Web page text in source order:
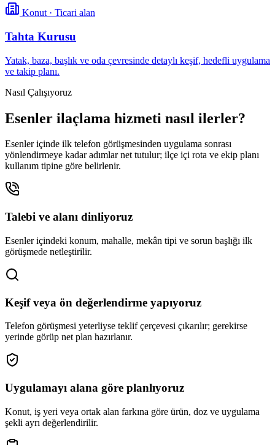
Konut · Ticari alan
Tahta Kurusu
Yatak, baza, başlık ve oda çevresinde detaylı keşif, hedefli uygulama
ve takip planı.
Nasıl Çalışıyoruz
Esenler ilaçlama hizmeti nasıl ilerler?
Esenler içinde ilk telefon görüşmesinden uygulama sonrası
yönlendirmeye kadar adımlar net tutulur; ilçe içi rota ve ekip planı
kullanım tipine göre belirlenir.
Talebi ve alanı dinliyoruz
Esenler içindeki konum, mahalle, mekân tipi ve sorun başlığı ilk
görüşmede netleştirilir.
Keşif veya ön değerlendirme yapıyoruz
Telefon görüşmesi yeterliyse teklif çerçevesi çıkarılır; gerekirse
yerinde görüp net plan hazırlanır.
Uygulamayı alana göre planlıyoruz
Konut, iş yeri veya ortak alan farkına göre ürün, doz ve uygulama
şekli ayrı değerlendirilir.